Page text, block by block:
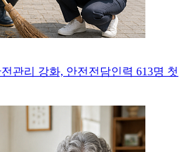
관리 강화, 안전전담인력 613명 첫